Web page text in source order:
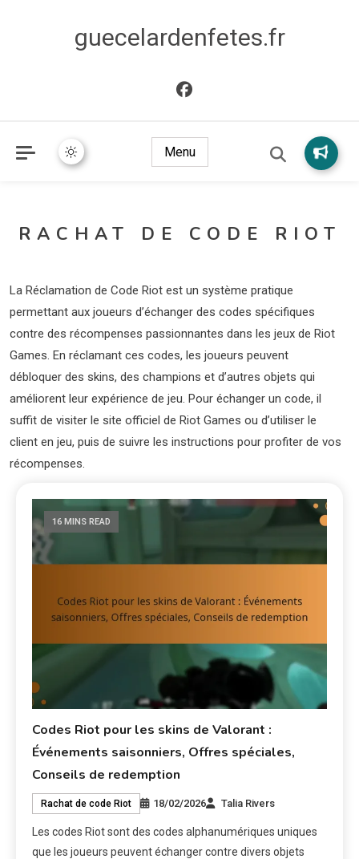
guecelardenfetes.fr
Menu
RACHAT DE CODE RIOT
La Réclamation de Code Riot est un système pratique
permettant aux joueurs d’échanger des codes spécifiques
contre des récompenses passionnantes dans les jeux de Riot
Games. En réclamant ces codes, les joueurs peuvent
débloquer des skins, des champions et d’autres objets qui
améliorent leur expérience de jeu. Pour échanger un code, il
suffit de visiter le site officiel de Riot Games ou d’utiliser le
client en jeu, puis de suivre les instructions pour profiter de vos
récompenses.
16 MINS READ
Codes Riot pour les skins de Valorant :
Événements saisonniers, Offres spéciales,
Conseils de redemption
Rachat de code Riot 18/02/2026 Talia Rivers
Les codes Riot sont des codes alphanumériques uniques
que les joueurs peuvent échanger contre divers objets